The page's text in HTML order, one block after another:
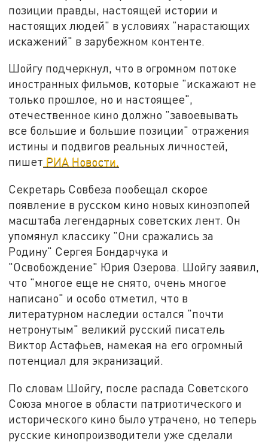
позиции правды, настоящей истории и
настоящих людей" в условиях "нарастающих
искажений" в зарубежном контенте.
Шойгу подчеркнул, что в огромном потоке
иностранных фильмов, которые "искажают не
только прошлое, но и настоящее",
отечественное кино должно "завоевывать
все большие и большие позиции" отражения
истины и подвигов реальных личностей,
пишет РИА Новости.
Секретарь Совбеза пообещал скорое
появление в русском кино новых киноэпопей
масштаба легендарных советских лент. Он
упомянул классику "Они сражались за
Родину" Сергея Бондарчука и
"Освобождение" Юрия Озерова. Шойгу заявил,
что "многое еще не снято, очень многое
написано" и особо отметил, что в
литературном наследии остался "почти
нетронутым" великий русский писатель
Виктор Астафьев, намекая на его огромный
потенциал для экранизаций.
По словам Шойгу, после распада Советского
Союза многое в области патриотического и
исторического кино было утрачено, но теперь
русские кинопроизводители уже сделали